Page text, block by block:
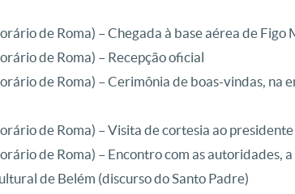
de Roma) – Chegada à base aérea de Figo
de Roma) – Recepção oficial
de Roma) – Cerimônia de boas-vindas, na
de Roma) – Visita de cortesia ao
de Roma) – Encontro com as autoridades,
de Belém (discurso do Santo Padre)